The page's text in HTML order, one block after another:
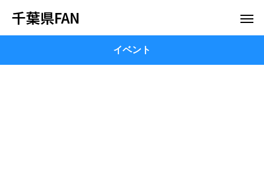
千葉県FAN
イベント